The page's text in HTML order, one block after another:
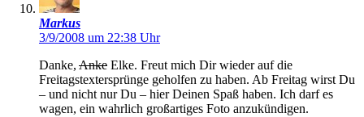
Markus
3/9/2008 um 22:38 Uhr
Danke, Anke Elke. Freut mich Dir wieder auf die
Freitagstextersprünge geholfen zu haben. Ab Freitag wirst Du
– und nicht nur Du – hier Deinen Spaß haben. Ich darf es
wagen, ein wahrlich großartiges Foto anzukündigen.